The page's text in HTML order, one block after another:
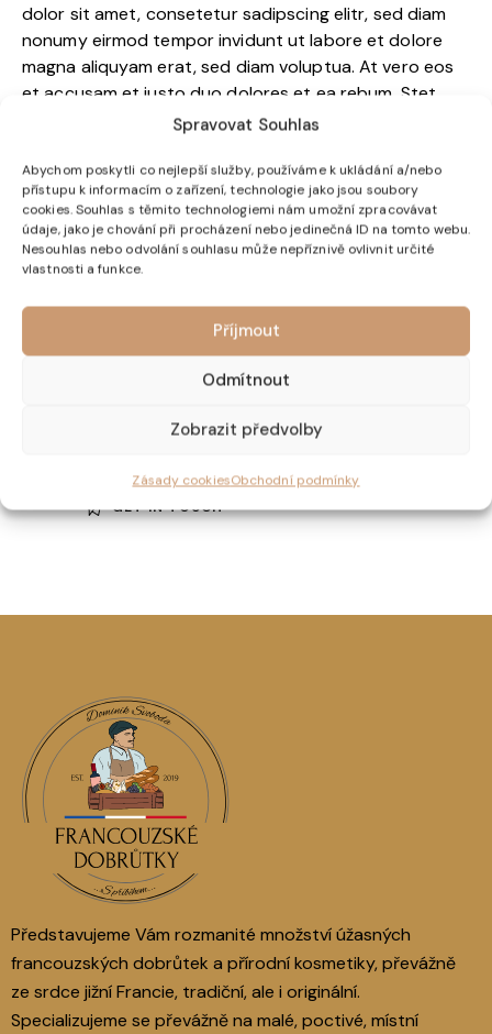
Spravovat Souhlas
Abychom poskytli co nejlepší služby, používáme k ukládání a/nebo
přístupu k informacím o zařízení, technologie jako jsou soubory
cookies. Souhlas s těmito technologiemi nám umožní zpracovávat
údaje, jako je chování při procházení nebo jedinečná ID na tomto webu.
Nesouhlas nebo odvolání souhlasu může nepříznivě ovlivnit určité
vlastnosti a funkce.
Příjmout
Odmítnout
Zobrazit předvolby
Zásady cookiesObchodní podmínky
dolor sit amet, consetetur sadipscing elitr, sed diam
nonumy eirmod tempor invidunt ut labore et dolore
magna aliquyam erat, sed diam voluptua. At vero eos
et accusam et justo duo dolores et ea rebum. Stet
clita kasd gubergren, no sea takimata sanctus est
amet, consetetur sadipscing elitr.
Get in Touch
Představujeme Vám rozmanité množství úžasných
francouzských dobrůtek a přírodní kosmetiky, převážně
ze srdce jižní Francie, tradiční, ale i originální.
Specializujeme se převážně na malé, poctivé, místní